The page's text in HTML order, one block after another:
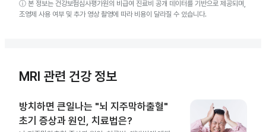
ⓘ 본 정보는 건강보험심사평가원의 비급여 진료비 공개 데이터를 기반으로 제공되며,
조영제 사용 여부 및 추가 영상 촬영에 따라 비용이 달라질 수 있습니다.
MRI 관련 건강 정보
방치하면 큰일나는 "뇌 지주막하출혈"
초기 증상과 원인, 치료법은?